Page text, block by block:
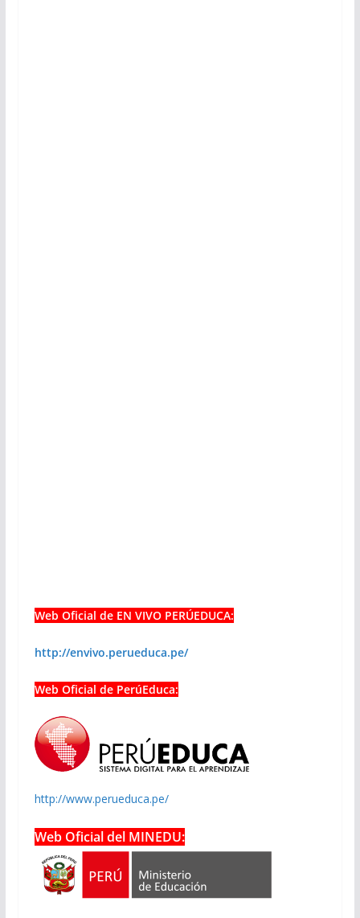
Web Oficial de EN VIVO PERÚEDUCA:
http://envivo.perueduca.pe/
Web Oficial de PerúEduca:
http://www.perueduca.pe/
Web Oficial del MINEDU: